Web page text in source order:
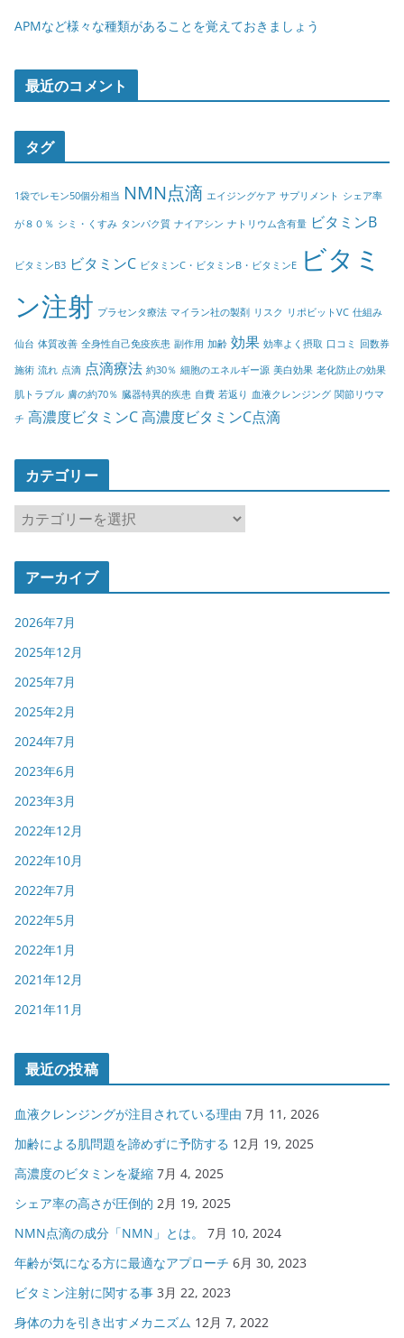
APMなど様々な種類があることを覚えておきましょう
最近のコメント
タグ
1袋でレモン50個分相当 NMN点滴 エイジングケア サプリメント シェア率
が８０％ シミ・くすみ タンパク質 ナイアシン ナトリウム含有量 ビタミンB
ビタミンB3 ビタミンC ビタミンC・ビタミンB・ビタミンE
ビタミ
ン注射 プラセンタ療法 マイラン社の製剤 リスク リポビットVC 仕組み
仙台 体質改善 全身性自己免疫疾患 副作用 加齢 効果 効率よく摂取 口コミ 回数券
施術 流れ 点滴 点滴療法 約30％ 細胞のエネルギー源 美白効果 老化防止の効果
肌トラブル 膚の約70％ 臓器特異的疾患 自費 若返り 血液クレンジング 関節リウマ
チ 高濃度ビタミンC高濃度ビタミンC点滴
カテゴリー
カ
テ
ゴ
アーカイブ
2026年7月
2025年12月
2025年7月
2025年2月
2024年7月
2023年6月
2023年3月
2022年12月
2022年10月
2022年7月
2022年5月
2022年1月
2021年12月
2021年11月
最近の投稿
血液クレンジングが注目されている理由 7月 11, 2026
加齢による肌問題を諦めずに予防する 12月 19, 2025
高濃度のビタミンを凝縮 7月 4, 2025
シェア率の高さが圧倒的 2月 19, 2025
NMN点滴の成分「NMN」とは。
7月 10, 2024
年齢が気になる方に最適なアプローチ 6月 30, 2023
ビタミン注射に関する事 3月 22, 2023
身体の力を引き出すメカニズム 12月 7, 2022